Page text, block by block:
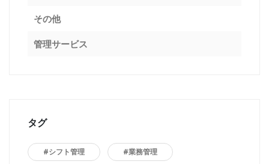
その他
管理サービス
タグ
#シフト管理 #業務管理